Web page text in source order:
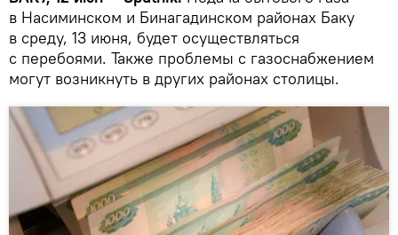
в Насиминском и Бинагадинском районах Баку
в среду, 13 июня, будет осуществляться
с перебоями. Также проблемы с газоснабжением
могут возникнуть в других районах столицы.